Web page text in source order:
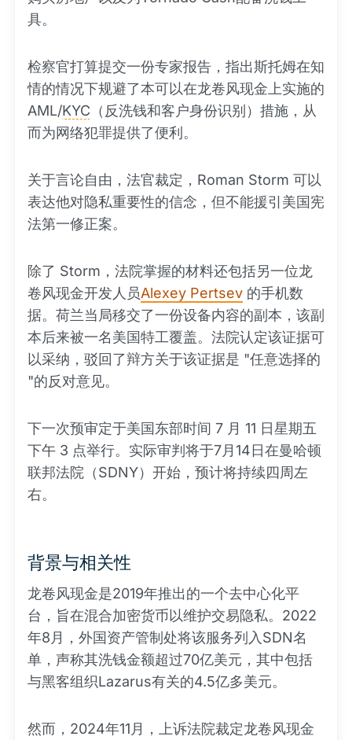
具。
检察官打算提交一份专家报告，指出斯托姆在知
情的情况下规避了本可以在龙卷风现金上实施的
AML/KYC （反洗钱和客户身份识别）措施，从
而为网络犯罪提供了便利。
关于言论自由，法官裁定，Roman Storm 可以
表达他对隐私重要性的信念，但不能援引美国宪
法第一修正案。
除了 Storm，法院掌握的材料还包括另一位龙
卷风现金开发人员Alexey Pertsev 的手机数
据。荷兰当局移交了一份设备内容的副本，该副
本后来被一名美国特工覆盖。法院认定该证据可
以采纳，驳回了辩方关于该证据是 "任意选择的
"的反对意见。
下一次预审定于美国东部时间 7 月 11 日星期五
下午 3 点举行。实际审判将于7月14日在曼哈顿
联邦法院（SDNY）开始，预计将持续四周左
右。
背景与相关性
龙卷风现金是2019年推出的一个去中心化平
台，旨在混合加密货币以维护交易隐私。2022
年8月，外国资产管制处将该服务列入SDN名
单，声称其洗钱金额超过70亿美元，其中包括
与黑客组织Lazarus有关的4.5亿多美元。
然而，2024年11月，上诉法院裁定龙卷风现金